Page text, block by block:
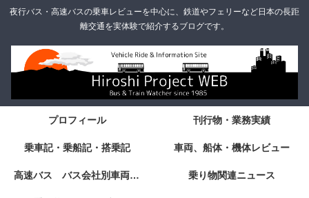
夜行バス・高速バスの乗車レビューを中心に、鉄道やフェリーなど日本の長距
離交通を実体験で紹介するブログです。
プロフィール 刊行物・業務実績
乗車記・乗船記・搭乗記 車両、船体・機体レビュー
高速バス バス会社別車両・設備・シート紹介 乗り物関連ニュース